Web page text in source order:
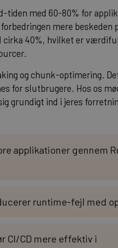
tiden med 60-80% for
mere beskeden
cirka 40%, hvilket er
og chunk-optimering.
for slutbrugere. Hos os
grundigt ind i jeres
applikationer gennem
runtime-fejl med
CI/CD mere effektiv i